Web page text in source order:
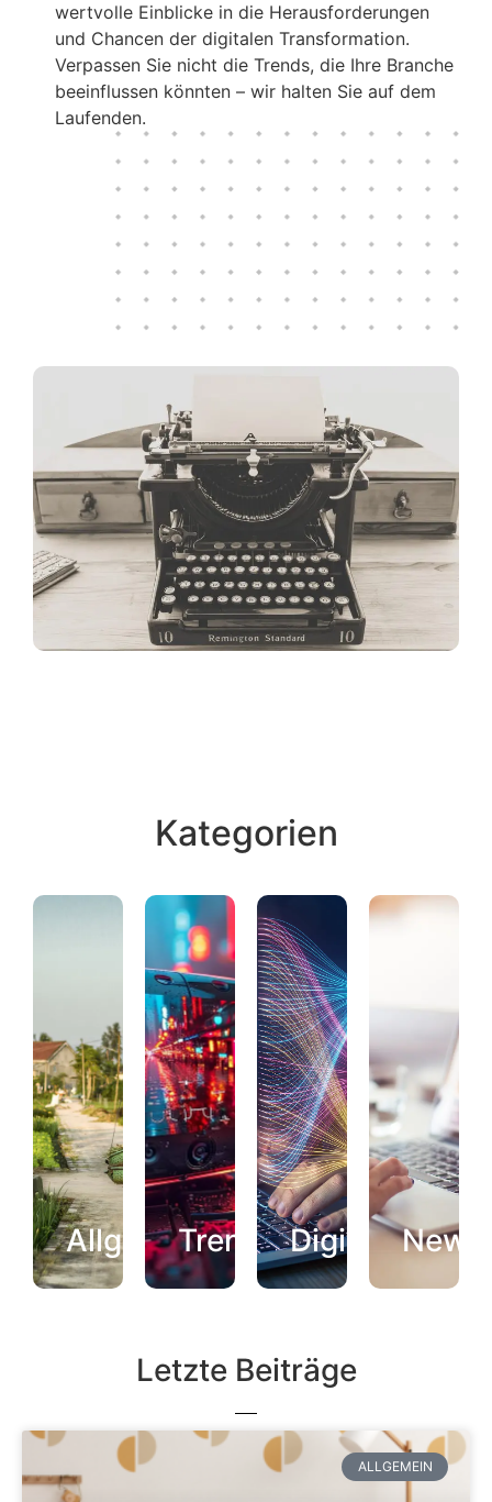
wertvolle Einblicke in die Herausforderungen
und Chancen der digitalen Transformation.
Verpassen Sie nicht die Trends, die Ihre Branche
beeinflussen könnten – wir halten Sie auf dem
Laufenden.
Kategorien
AllgemeinTrends Digital News
Letzte Beiträge
ALLGEMEIN